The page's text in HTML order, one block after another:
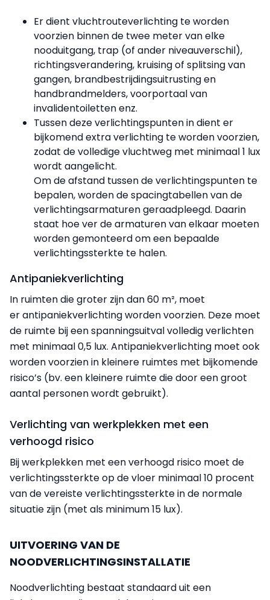
Er dient vluchtrouteverlichting te worden
voorzien binnen de twee meter van elke
nooduitgang, trap (of ander niveauverschil),
richtingsverandering, kruising of splitsing van
gangen, brandbestrijdingsuitrusting en
handbrandmelders, voorportaal van
invalidentoiletten enz.
Tussen deze verlichtingspunten in dient er
bijkomend extra verlichting te worden voorzien,
zodat de volledige vluchtweg met minimaal 1 lux
wordt aangelicht.
Om de afstand tussen de verlichtingspunten te
bepalen, worden de spacingtabellen van de
verlichtingsarmaturen geraadpleegd. Daarin
staat hoe ver de armaturen van elkaar moeten
worden gemonteerd om een bepaalde
verlichtingssterkte te halen.
Antipaniekverlichting
In ruimten die groter zijn dan 60 m², moet
er antipaniekverlichting worden voorzien. Deze moet
de ruimte bij een spanningsuitval volledig verlichten
met minimaal 0,5 lux. Antipaniekverlichting moet ook
worden voorzien in kleinere ruimtes met bijkomende
risico’s (bv. een kleinere ruimte die door een groot
aantal personen wordt gebruikt).
Verlichting van werkplekken met een
verhoogd risico
Bij werkplekken met een verhoogd risico moet de
verlichtingssterkte op de vloer minimaal 10 procent
van de vereiste verlichtingssterkte in de normale
situatie zijn (met als minimum 15 lux).
UITVOERING VAN DE
NOODVERLICHTINGSINSTALLATIE
Noodverlichting bestaat standaard uit een